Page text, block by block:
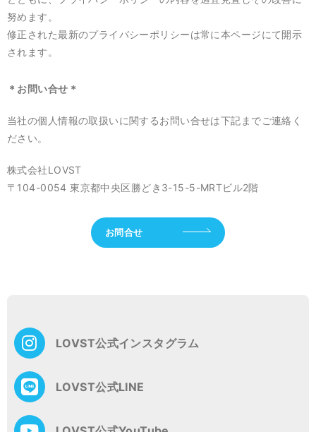
努めます。
修正された最新のプライバシーポリシーは常に本ページにて開示
されます。
＊お問い合せ＊
当社の個人情報の取扱いに関するお問い合せは下記までご連絡く
ださい。
株式会社LOVST
〒104-0054 東京都中央区勝どき3-15-5-MRTビル2階
お問合せ
LOVST公式インスタグラム
LOVST公式LINE